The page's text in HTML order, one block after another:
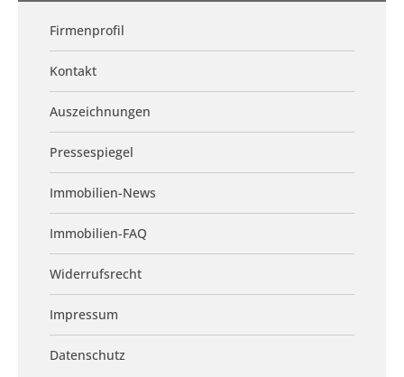
Firmenprofil
Kontakt
Auszeichnungen
Pressespiegel
Immobilien-News
Immobilien-FAQ
Widerrufsrecht
Impressum
Datenschutz